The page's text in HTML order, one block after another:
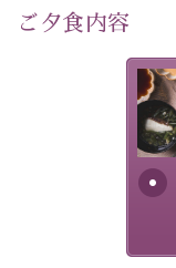
落防止ワイヤー
-----------【安心へ
個室料亭、貸切風
滞在いただけるよ
30項目以上から
ご夕食内容
美
提供
明
す